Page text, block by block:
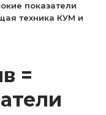
показатели
техника КУМ и
=